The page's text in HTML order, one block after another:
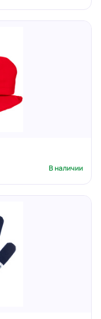
В наличии